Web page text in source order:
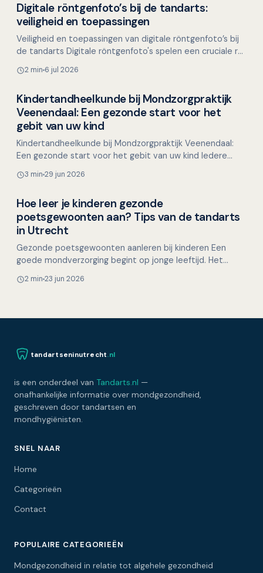
Overig nieuws
Digitale röntgenfoto’s bij de tandarts:
veiligheid en toepassingen
Veiligheid en toepassingen van digitale röntgenfoto’s bij
de tandarts Digitale röntgenfoto's spelen een cruciale rol
2 min 6 jul 2026
Overig nieuws
Kindertandheelkunde bij Mondzorgpraktijk
Veenendaal: Een gezonde start voor het
gebit van uw kind
Kindertandheelkunde bij Mondzorgpraktijk Veenendaal:
Een gezonde start voor het gebit van uw kind Iedere
3 min 29 jun 2026
Overig nieuws
Hoe leer je kinderen gezonde
poetsgewoonten aan? Tips van de tandarts
in Utrecht
Gezonde poetsgewoonten aanleren bij kinderen Een
goede mondverzorging begint op jonge leeftijd. Het
de bas…
2 min 23 jun 2026
tandartseninutrecht.nl
is een onderdeel van Tandarts.nl —
onafhankelijke informatie over mondgezondheid,
geschreven door tandartsen en
mondhygiënisten.
SNEL NAAR
Home
Categorieën
Contact
POPULAIRE CATEGORIEËN
Mondgezondheid in relatie tot algehele gezondheid